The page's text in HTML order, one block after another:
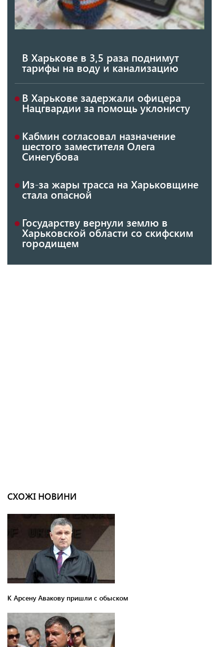
В Харькове в 3,5 раза поднимут
тарифы на воду и канализацию
В Харькове задержали офицера
Нацгвардии за помощь уклонисту
Кабмин согласовал назначение
шестого заместителя Олега
Синегубова
Из-за жары трасса на Харьковщине
стала опасной
Государству вернули землю в
Харьковской области со скифским
городищем
СХОЖІ НОВИНИ
К Арсену Авакову пришли с обыском